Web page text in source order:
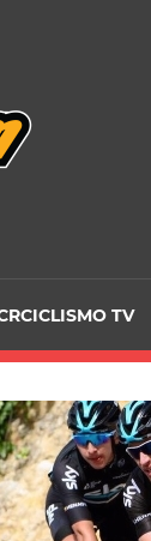
TV